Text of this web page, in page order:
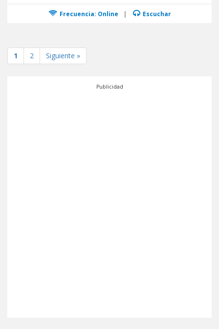
Frecuencia: Online | Escuchar
1 2 Siguiente »
Publicidad